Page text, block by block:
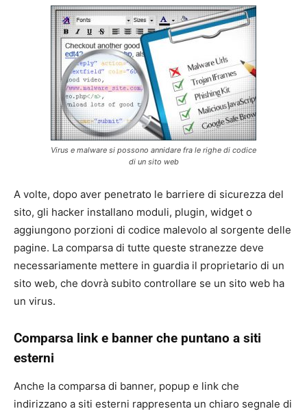
Virus e malware si possono annidare fra le righe di codice
di un sito web
A volte, dopo aver penetrato le barriere di sicurezza del
sito, gli hacker installano moduli, plugin, widget o
aggiungono porzioni di codice malevolo al sorgente delle
pagine. La comparsa di tutte queste stranezze deve
necessariamente mettere in guardia il proprietario di un
sito web, che dovrà subito controllare se un sito web ha
un virus.
Comparsa link e banner che puntano a siti
esterni
Anche la comparsa di banner, popup e link che
indirizzano a siti esterni rappresenta un chiaro segnale di